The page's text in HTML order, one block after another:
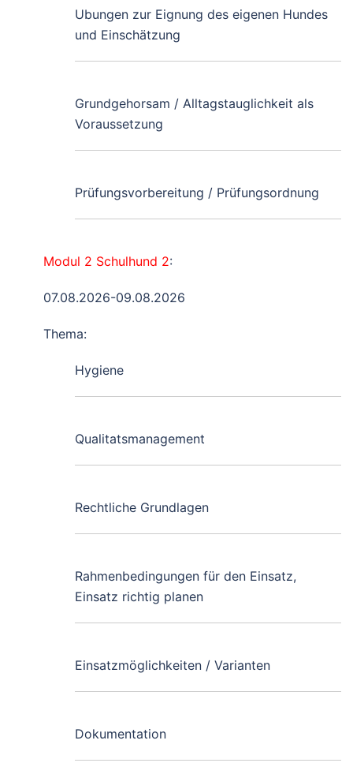
Ubungen zur Eignung des eigenen Hundes
und Einschätzung
Grundgehorsam / Alltagstauglichkeit als
Voraussetzung
Prüfungsvorbereitung / Prüfungsordnung
Modul 2 Schulhund 2:
07.08.2026-09.08.2026
Thema:
Hygiene
Qualitatsmanagement
Rechtliche Grundlagen
Rahmenbedingungen für den Einsatz,
Einsatz richtig planen
Einsatzmöglichkeiten / Varianten
Dokumentation